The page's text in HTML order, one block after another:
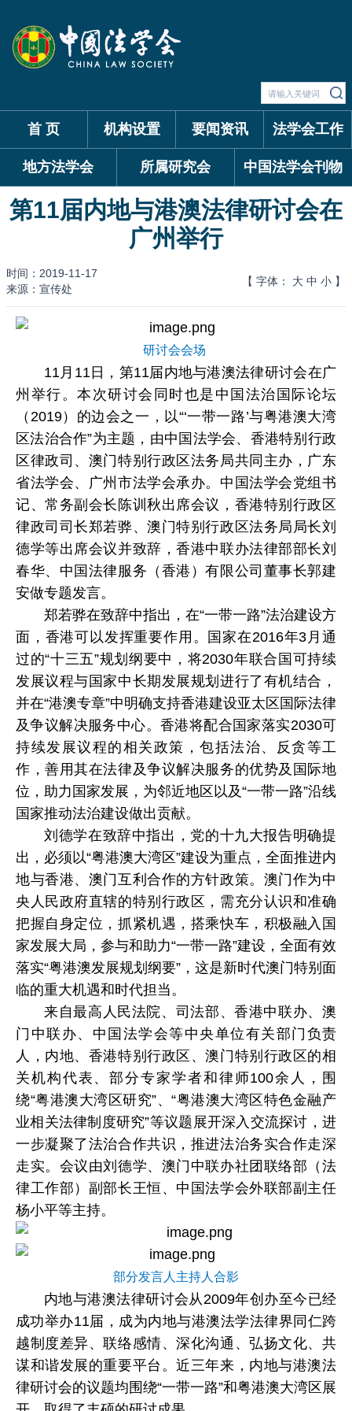
首 页 机构设置 要闻资讯 法学会工作
地方法学会 所属研究会 中国法学会刊物
第11届内地与港澳法律研讨会在
广州举行
时间：2019-11-17
来源：宣传处
【 字体： 大 中 小 】
研讨会会场
11月11日，第11届内地与港澳法律研讨会在广
州举行。本次研讨会同时也是中国法治国际论坛
（2019）的边会之一，以“‘一带一路’与粤港澳大湾
区法治合作”为主题，由中国法学会、香港特别行政
区律政司、澳门特别行政区法务局共同主办，广东
省法学会、广州市法学会承办。中国法学会党组书
记、常务副会长陈训秋出席会议，香港特别行政区
律政司司长郑若骅、澳门特别行政区法务局局长刘
德学等出席会议并致辞，香港中联办法律部部长刘
春华、中国法律服务（香港）有限公司董事长郭建
安做专题发言。
郑若骅在致辞中指出，在“一带一路”法治建设方
面，香港可以发挥重要作用。国家在2016年3月通
过的“十三五”规划纲要中，将2030年联合国可持续
发展议程与国家中长期发展规划进行了有机结合，
并在“港澳专章”中明确支持香港建设亚太区国际法律
及争议解决服务中心。香港将配合国家落实2030可
持续发展议程的相关政策，包括法治、反贪等工
作，善用其在法律及争议解决服务的优势及国际地
位，助力国家发展，为邻近地区以及“一带一路”沿线
国家推动法治建设做出贡献。
刘德学在致辞中指出，党的十九大报告明确提
出，必须以“粤港澳大湾区”建设为重点，全面推进内
地与香港、澳门互利合作的方针政策。澳门作为中
央人民政府直辖的特别行政区，需充分认识和准确
把握自身定位，抓紧机遇，搭乘快车，积极融入国
家发展大局，参与和助力“一带一路”建设，全面有效
落实“粤港澳发展规划纲要”，这是新时代澳门特别面
临的重大机遇和时代担当。
来自最高人民法院、司法部、香港中联办、澳
门中联办、中国法学会等中央单位有关部门负责
人，内地、香港特别行政区、澳门特别行政区的相
关机构代表、部分专家学者和律师100余人，围
绕“粤港澳大湾区研究”、“粤港澳大湾区特色金融产
业相关法律制度研究”等议题展开深入交流探讨，进
一步凝聚了法治合作共识，推进法治务实合作走深
走实。会议由刘德学、澳门中联办社团联络部（法
律工作部）副部长王恒、中国法学会外联部副主任
杨小平等主持。
部分发言人主持人合影
内地与港澳法律研讨会从2009年创办至今已经
成功举办11届，成为内地与港澳法学法律界同仁跨
越制度差异、联络感情、深化沟通、弘扬文化、共
谋和谐发展的重要平台。近三年来，内地与港澳法
律研讨会的议题均围绕“一带一路”和粤港澳大湾区展